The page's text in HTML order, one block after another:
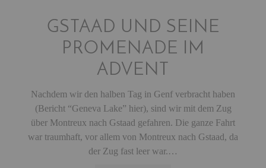
GSTAAD UND SEINE
PROMENADE IM
ADVENT
Nachdem wir den halben Tag in Genf verbracht haben
(Bericht “Geneva Lake” hier), sind wir mit dem Zug
über Montreux nach Gstaad gefahren. Die ganze Fahrt
war traumhaft, vor allem von Montreux nach Gstaad, da
der Zug fast leer war.…